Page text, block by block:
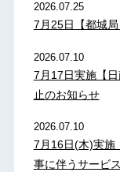
2026.07.25
7月25日【都城
2026.07.10
7月17日実施【
止のお知らせ
2026.07.10
7月16日(木)実施
事に伴うサービ